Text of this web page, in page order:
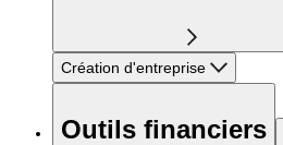
Création d'entreprise
Outils financiers